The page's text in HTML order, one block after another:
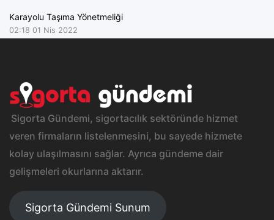
Karayolu Taşıma Yönetmeliği
02:18 01 Nis 2022
Sigorta Gündemi, sigortacılık sektöründe hizmet
veren firmaların listelenmesini, bu sayede hizmete
kolay ulaşılmasını sağlar. Ayrıca gündeme dair
gelişmeleri okurlarına aktarır.
Sigorta Gündemi Sunum